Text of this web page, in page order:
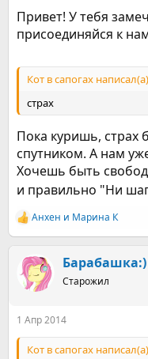
Привет! У тебя
присоединяйся к
Кот в сапогах
страх
Пока куришь, страх
спутником. А нам
Хочешь быть
и правильно "Ни
Р
е
ц
Анхен и Марина К
Барабашка:)
Старожил
1 Апр 2014
Кот в сапогах